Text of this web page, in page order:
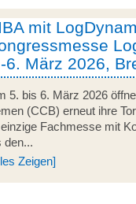
mit
6. März 2026,
5. bis 6. März 2026
(CCB) erneut ihre
Fachmesse mit
den...
Zeigen]